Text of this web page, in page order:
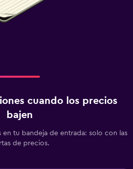
cuando los precios
bajen
tu bandeja de entrada: solo con las
de precios.